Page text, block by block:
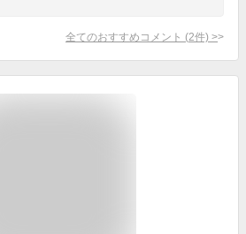
全てのおすすめコメント (2件) >